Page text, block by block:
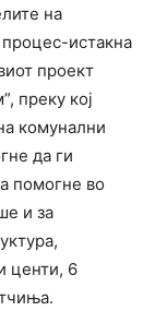
на
истакна
проект
преку кој
комунални
да ги
помогне во
и за
центи, 6